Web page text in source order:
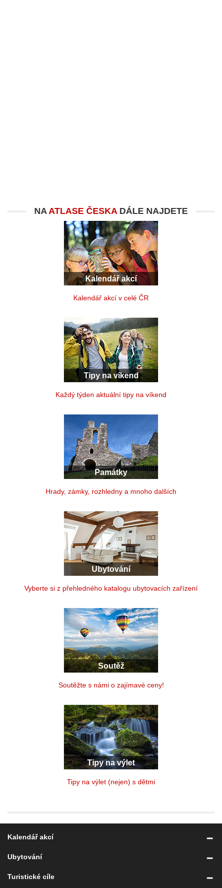
NAATLASE ČESKADÁLE NAJDETE
Kalendář akcí
Kalendář akcí v celé ČR
Tipy na víkend
Každý týden aktuální tipy na víkend
Památky
Hrady, zámky, rozhledny a mnoho dalších
Ubytování
Vyberte si z přehledného katalogu ubytovacích zařízení
Soutěž
Soutěžte s námi o zajímavé ceny!
Tipy na výlet
Tipy na výlet (nejen) s dětmi
Kalendář akcí
Ubytování
Turistické cíle